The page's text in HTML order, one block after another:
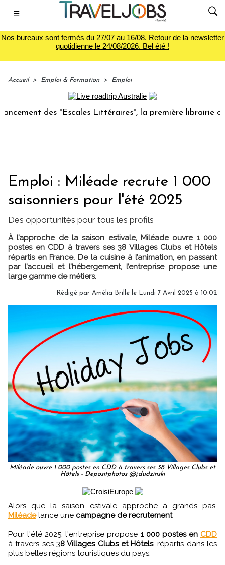
☰
Nos bureaux sont fermés du 27/07 au 16/08. Retour de la newsletter
quotidienne le 24/08/2026. Bel été !
Accueil > Emploi & Formation > Emploi
des "Escales Littéraires", la première librairie du
Emploi : Miléade recrute 1 000
saisonniers pour l'été 2025
Des opportunités pour tous les profils
À l’approche de la saison estivale, Miléade ouvre 1 000
postes en CDD à travers ses 38 Villages Clubs et Hôtels
répartis en France. De la cuisine à l’animation, en passant
par l’accueil et l’hébergement, l’entreprise propose une
large gamme de métiers.
Rédigé par Amélia Brille le Lundi 7 Avril 2025 à 10:02
Miléade ouvre 1 000 postes en CDD à travers ses 38 Villages Clubs et
Hôtels - Depositphotos @j.dudzinski
Alors que la saison estivale approche à grands pas,
Miléadelance une campagne de recrutement.
Pour l'été 2025, l'entreprise propose 1 000 postes en CDD
à travers ses 38 Villages Clubs et Hôtels, répartis dans les
plus belles régions touristiques du pays.